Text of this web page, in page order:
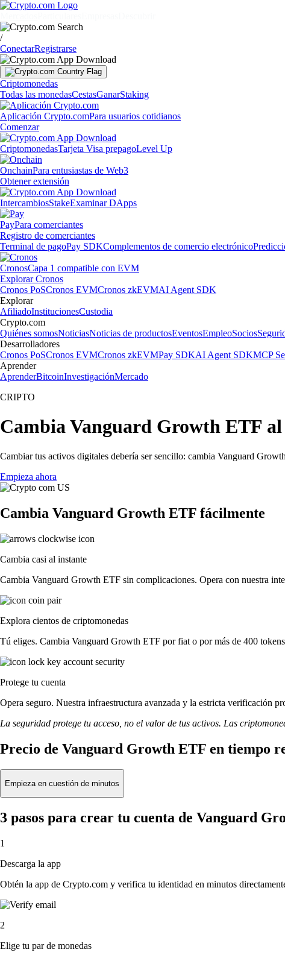
/
ConectarRegistrarse
Criptomonedas
Todas las monedasCestasGanarStaking
Aplicación Crypto.comPara usuarios cotidianos
Comenzar
CriptomonedasTarjeta Visa prepagoLevel Up
OnchainPara entusiastas de Web3
Obtener extensión
IntercambiosStakeExaminar DApps
PayPara comerciantes
Registro de comerciantes
Terminal de pagoPay SDKComplementos de comercio electrónico
CronosCapa 1 compatible con EVM
Explorar Cronos
Cronos PoSCronos EVMCronos zkEVMAI Agent SDK
Explorar
AfiliadoInstitucionesCustodia
Crypto.com
Quiénes somosNoticiasNoticias de productosEventosEmpleoSocios
Desarrolladores
Cronos PoSCronos EVMCronos zkEVMPay SDKAI Agent SDKMCP
Aprender
AprenderBitcoinInvestigaciónMercado
CRIPTO
Cambia Vanguard Growth ETF al
Cambiar tus activos digitales debería ser sencillo: cambia Vanguard
Empieza ahora
Cambia Vanguard Growth ETF fácilmente
Cambia casi al instante
Cambia Vanguard Growth ETF sin complicaciones. Opera con nuestra
Explora cientos de criptomonedas
Tú eliges. Cambia Vanguard Growth ETF por fiat o por más de 400
Protege tu cuenta
Opera seguro. Nuestra infraestructura avanzada y la estricta verificación
La seguridad protege tu acceso, no el valor de tus activos. Las
Precio de Vanguard Growth ETF en tiempo
Empieza en cuestión de minutos
3 pasos para crear tu cuenta de Vanguard
1
Descarga la app
Obtén la app de Crypto.com y verifica tu identidad en minutos
2
Elige tu par de monedas